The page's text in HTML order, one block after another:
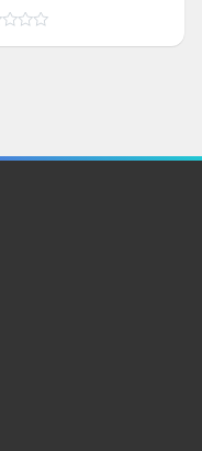
preço
originalatual